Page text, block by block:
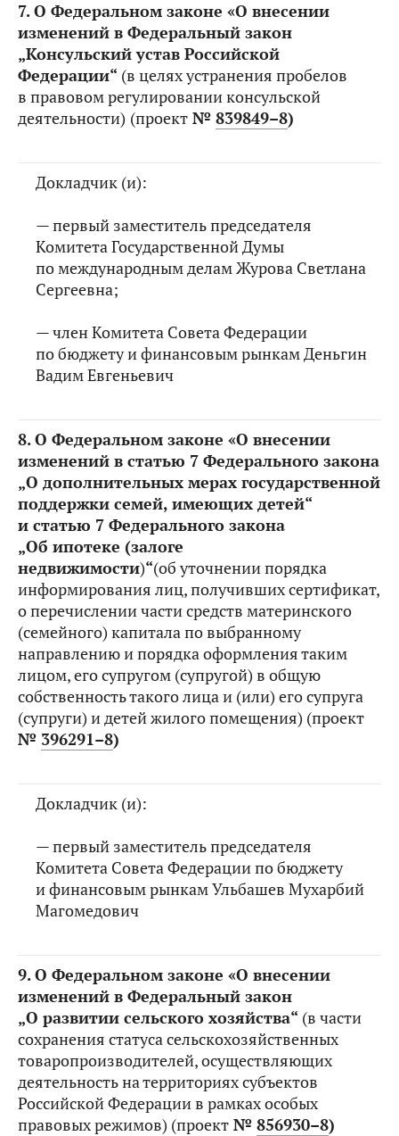
7.О Федеральном законе «О внесении
изменений в Федеральный закон
„Консульский устав Российской
Федерации“ (в целях устранения пробелов
в правовом регулировании консульской
деятельности) (проект № 839849–8)
Докладчик (и):
— первый заместитель председателя
Комитета Государственной Думы
по международным делам Журова Светлана
Сергеевна;
— член Комитета Совета Федерации
по бюджету и финансовым рынкам Деньгин
Вадим Евгеньевич
8.О Федеральном законе «О внесении
изменений в статью 7 Федерального закона
„О дополнительных мерах государственной
поддержки семей, имеющих детей“
и статью 7 Федерального закона
„Об ипотеке (залоге
недвижимости)“(об уточнении порядка
информирования лиц, получивших сертификат,
о перечислении части средств материнского
(семейного) капитала по выбранному
направлению и порядка оформления таким
лицом, его супругом (супругой) в общую
собственность такого лица и (или) его супруга
(супруги) и детей жилого помещения) (проект
№ 396291–8)
Докладчик (и):
— первый заместитель председателя
Комитета Совета Федерации по бюджету
и финансовым рынкам Ульбашев Мухарбий
Магомедович
9.О Федеральном законе «О внесении
изменений в Федеральный закон
„О развитии сельского хозяйства“ (в части
сохранения статуса сельскохозяйственных
товаропроизводителей, осуществляющих
деятельность на территориях субъектов
Российской Федерации в рамках особых
правовых режимов) (проект № 856930–8)